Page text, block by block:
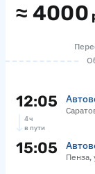
≈ 4000
12:05
4 ч
в пути
15:05 Пенза,